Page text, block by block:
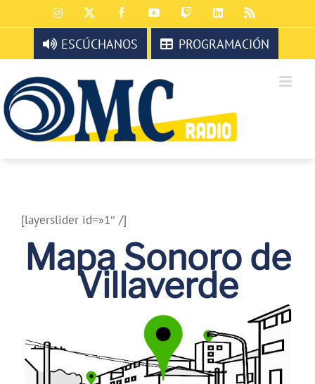
al
contenido
Instagram FacebookYouTubeTwitchLinkedIn
ESCÚCHANOS PROGRAMACIÓN
[layerslider id=»1″ /]
Mapa Sonoro de
Villaverde